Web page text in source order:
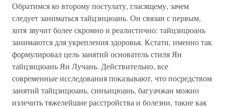
Обратимся ко второму постулату, гласящему, зачем
следует заниматься тайцзицюань. Он связан с первым,
хотя звучит более скромно и реалистично: тайцзицюань
занимаются для укрепления здоровья. Кстати, именно так
формулировал цель занятий основатель стиля Ян
тайцзицюань Ян Лучань. Действительно, все
современные исследования показывают, что посредством
занятий тайцзицюань, синъицюань, багуачжан можно
излечить тяжелейшие расстройства и болезни, такие как